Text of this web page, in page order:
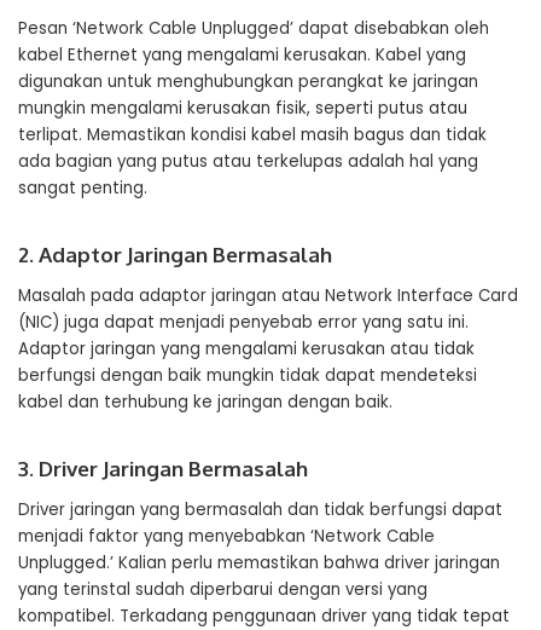
Pesan ‘Network Cable Unplugged’ dapat disebabkan oleh
kabel Ethernet yang mengalami kerusakan. Kabel yang
digunakan untuk menghubungkan perangkat ke jaringan
mungkin mengalami kerusakan fisik, seperti putus atau
terlipat. Memastikan kondisi kabel masih bagus dan tidak
ada bagian yang putus atau terkelupas adalah hal yang
sangat penting.
2. Adaptor Jaringan Bermasalah
Masalah pada adaptor jaringan atau Network Interface Card
(NIC) juga dapat menjadi penyebab error yang satu ini.
Adaptor jaringan yang mengalami kerusakan atau tidak
berfungsi dengan baik mungkin tidak dapat mendeteksi
kabel dan terhubung ke jaringan dengan baik.
3. Driver Jaringan Bermasalah
Driver jaringan yang bermasalah dan tidak berfungsi dapat
menjadi faktor yang menyebabkan ‘Network Cable
Unplugged.’ Kalian perlu memastikan bahwa driver jaringan
yang terinstal sudah diperbarui dengan versi yang
kompatibel. Terkadang penggunaan driver yang tidak tepat